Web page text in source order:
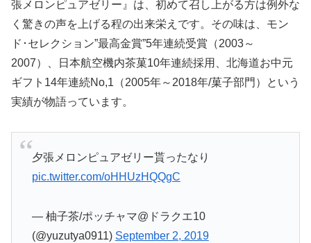
張メロンピュアゼリー』は、初めて召し上がる方は例外な
く驚きの声を上げる程の出来栄えです。その味は、モン
ド･セレクション”最高金賞”5年連続受賞（2003～
2007）、日本航空機内茶菓10年連続採用、北海道お中元
ギフト14年連続No,1（2005年～2018年/菓子部門）という
実績が物語っています。
夕張メロンピュアゼリー貰ったなり
pic.twitter.com/oHHUzHQQgC
— 柚子茶/ポッチャマ@ドラクエ10
(@yuzutya0911) September 2, 2019